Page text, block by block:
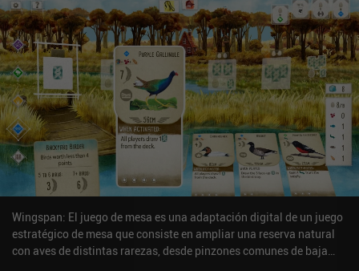
Wingspan: El juego de mesa es una adaptación digital de un juego
estratégico de mesa que consiste en ampliar una reserva natural
con aves de distintas rarezas, desde pinzones comunes de baja